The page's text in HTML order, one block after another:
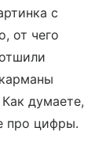
с
от чего
думаете,
про цифры.